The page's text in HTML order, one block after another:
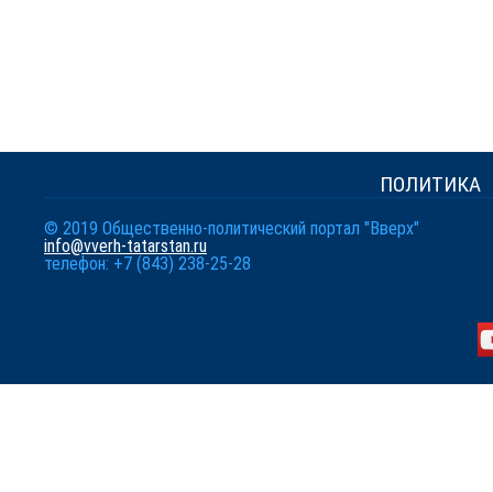
ПОЛИТИКА
© 2019 Общественно-политический портал "Вверх"
info@vverh-tatarstan.ru
телефон: +7 (843) 238-25-28